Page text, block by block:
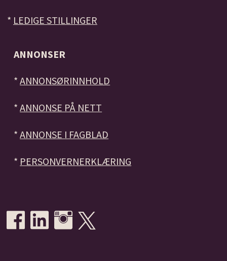
* LEDIGE STILLINGER
ANNONSER
*ANNONSØRINNHOLD
*ANNONSE PÅ NETT
*ANNONSE I FAGBLAD
* PERSONVERNERKLÆRING